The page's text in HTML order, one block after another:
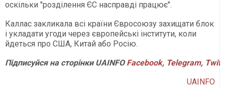
оскільки "розділення ЄС насправді працює".
Каллас закликала всі країни Євросоюзу захищати блок
і укладати угоди через європейські інститути, коли
йдеться про США, Китай або Росію.
ПідписуйсянасторінкиUAINFO Facebook, Telegram,
UAINFO